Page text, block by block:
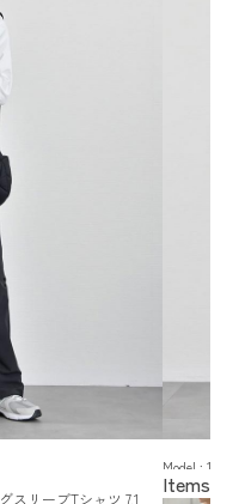
スリーブTシャツ 7.1
Model : 179